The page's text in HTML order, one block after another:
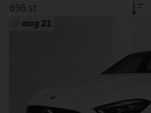
696 st
aug 21